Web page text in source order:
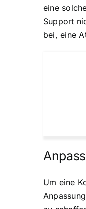
eine
Support
bei, eine
Um eine